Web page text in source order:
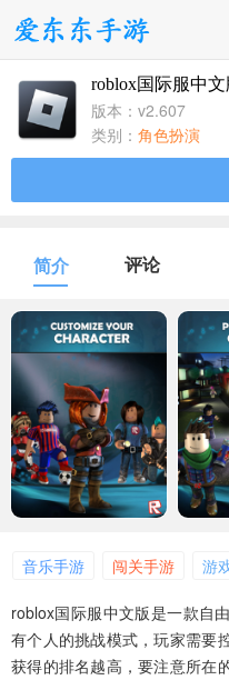
手游分类
卡牌回合
1百+款手游
体育竞速
1百+款手游
1
音乐舞蹈
1百+款手游
1
roblox国际服中文
版本：v2.607
类别： 角色扮演
简介 评论
音乐手游 闯关手游 游
roblox国际服中文版是一款自由
有个人的挑战模式，玩家需要
获得的排名越高，要注意所在